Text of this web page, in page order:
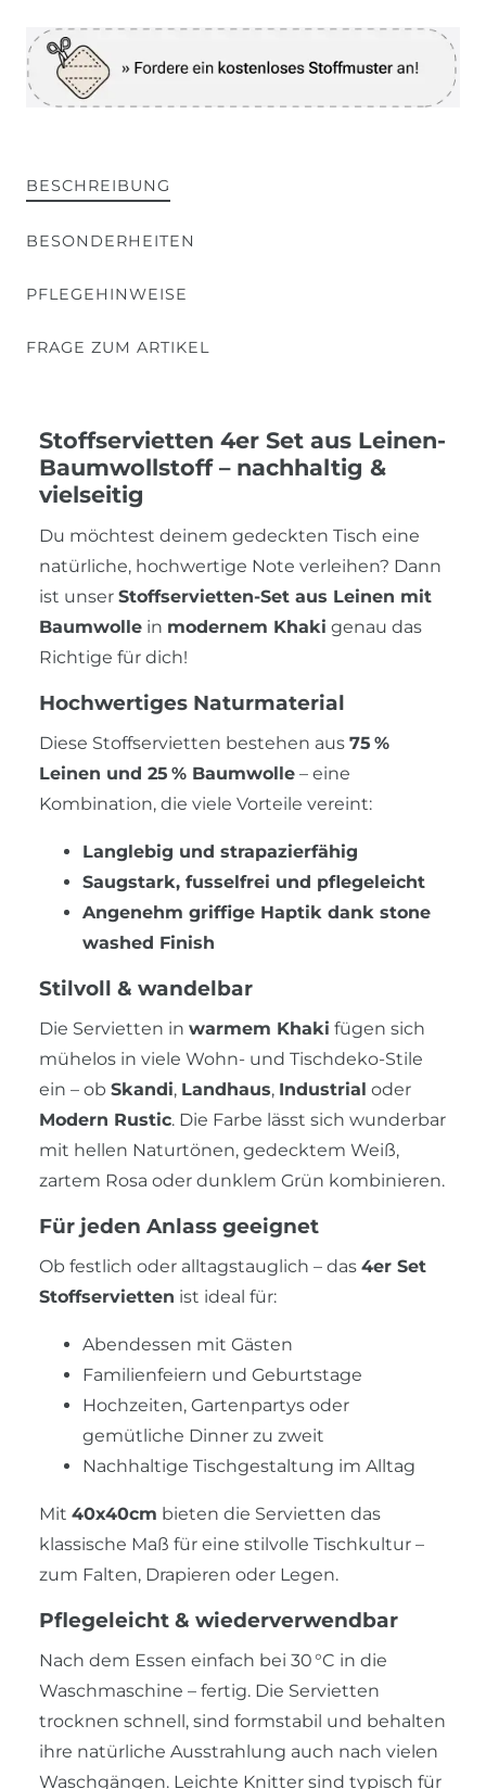
BESCHREIBUNG
BESONDERHEITEN
PFLEGEHINWEISE
FRAGE ZUM ARTIKEL
Stoffservietten 4er Set aus Leinen-
Baumwollstoff – nachhaltig &
vielseitig
Du möchtest deinem gedeckten Tisch eine
natürliche, hochwertige Note verleihen? Dann
ist unser Stoffservietten-Set aus Leinen mit
Baumwolle in modernem Khaki genau das
Richtige für dich!
Hochwertiges Naturmaterial
Diese Stoffservietten bestehen aus 75 %
Leinen und 25 % Baumwolle – eine
Kombination, die viele Vorteile vereint:
Langlebig und strapazierfähig
Saugstark, fusselfrei und pflegeleicht
Angenehm griffige Haptik dank stone
washed Finish
Stilvoll & wandelbar
Die Servietten in warmem Khaki fügen sich
mühelos in viele Wohn- und Tischdeko-Stile
ein – ob Skandi, Landhaus, Industrial oder
Modern Rustic. Die Farbe lässt sich wunderbar
mit hellen Naturtönen, gedecktem Weiß,
zartem Rosa oder dunklem Grün kombinieren.
Für jeden Anlass geeignet
Ob festlich oder alltagstauglich – das 4er Set
Stoffservietten ist ideal für:
Abendessen mit Gästen
Familienfeiern und Geburtstage
Hochzeiten, Gartenpartys oder
gemütliche Dinner zu zweit
Nachhaltige Tischgestaltung im Alltag
Mit 40x40cm bieten die Servietten das
klassische Maß für eine stilvolle Tischkultur –
zum Falten, Drapieren oder Legen.
Pflegeleicht & wiederverwendbar
Nach dem Essen einfach bei 30 °C in die
Waschmaschine – fertig. Die Servietten
trocknen schnell, sind formstabil und behalten
ihre natürliche Ausstrahlung auch nach vielen
Waschgängen. Leichte Knitter sind typisch für